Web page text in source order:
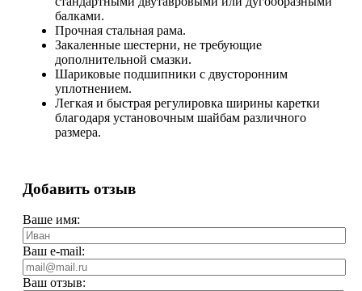
балками.
Прочная стальная рама.
Закаленные шестерни, не требующие
дополнительной смазки.
Шариковые подшипники с двусторонним
уплотнением.
Легкая и быстрая регулировка ширины каретки
благодаря установочным шайбам различного
размера.
Добавить отзыв
Ваше имя:
Ваш e-mail:
Ваш отзыв: